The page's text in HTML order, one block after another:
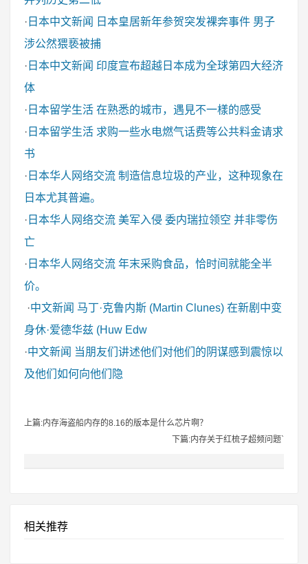
· 日本中文新闻
日本皇居新年参贺突发裸奔事件 男子
涉公然猥亵被捕
· 日本中文新闻 印度宣布超越日本成为全球第四大经济
体
· 日本留学生活 在熟悉的城市，遇見不一樣的感受
· 日本留学生活 求购一些水电燃气话费等公共料金请求
书
· 日本华人网络交流 制造信息垃圾的产业，这种现象在
日本尤其普遍。
· 日本华人网络交流 美军入侵 委内瑞拉领空 并非零伤
亡
· 日本华人网络交流 年末采购食品，恰时间就能全半
价。
·中文新闻 马丁·克鲁内斯 (Martin Clunes) 在新剧中变
身休·爱德华兹 (Huw Edw
·中文新闻 当朋友们讲述他们对他们的阴谋感到震惊以
及他们如何向他们隐
上篇:内存海盗船内存的8.16的版本是什么芯片啊？
下篇:内存关于红梳子超频问题`
相关推荐